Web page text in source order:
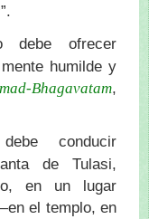
”.
debe ofrecer
humilde y
Bhagavatam,
conducir
de Tulasi,
en un lugar
el templo, en